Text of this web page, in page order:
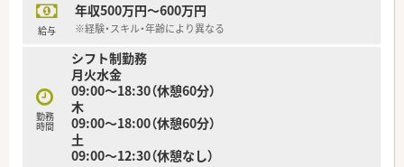
【法人特徴について】
首都圏でのシェアは業界トップクラスを誇る企業です。
■30年以上にわたり連続成長を続けており、強固な経営基盤と
高い経常利益を維持している安定感抜群の法人です。
■住宅街への出店を基本戦略としており、地域住民の方々の健康
を支える「かかりつけ薬局」としての役割を担っています。
給与
年収500万円～600万円
※経験・スキル・年齢により異なる
勤務
時間
シフト制勤務
月火水金
09:00～18:30（休憩60分）
木
09:00～18:00（休憩60分）
土
09:00～12:30（休憩なし）